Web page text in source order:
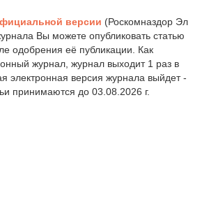
версии (Роскомназдор Эл
Вы можете опубликовать статью
одобрения её публикации. Как
журнал, журнал выходит 1 раз в
электронная версия журнала выйдет -
принимаются до 03.08.2026 г.